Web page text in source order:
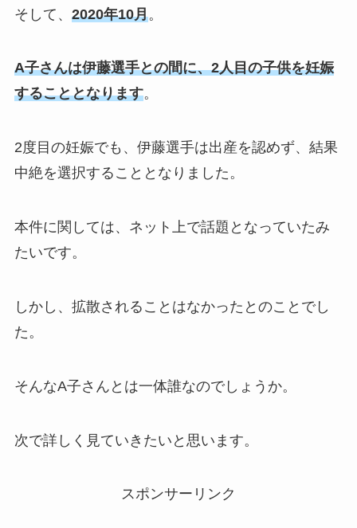
そして、 2020年10月。
A子さんは伊藤選手との間に、2人目の子供を妊娠
することとなります。
2度目の妊娠でも、伊藤選手は出産を認めず、結果
中絶を選択することとなりました。
本件に関しては、ネット上で話題となっていたみ
たいです。
しかし、拡散されることはなかったとのことでし
た。
そんなA子さんとは一体誰なのでしょうか。
次で詳しく見ていきたいと思います。
スポンサーリンク